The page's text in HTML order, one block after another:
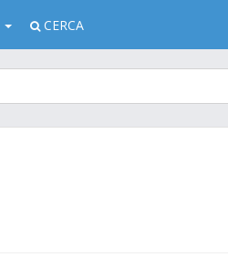
CERCA